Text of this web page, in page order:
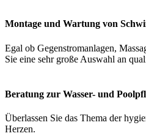
Montage und Wartung von
Egal ob Gegenstromanlagen,
Sie eine sehr große Auswahl an
Beratung zur Wasser- und
Überlassen Sie das Thema der
Herzen.